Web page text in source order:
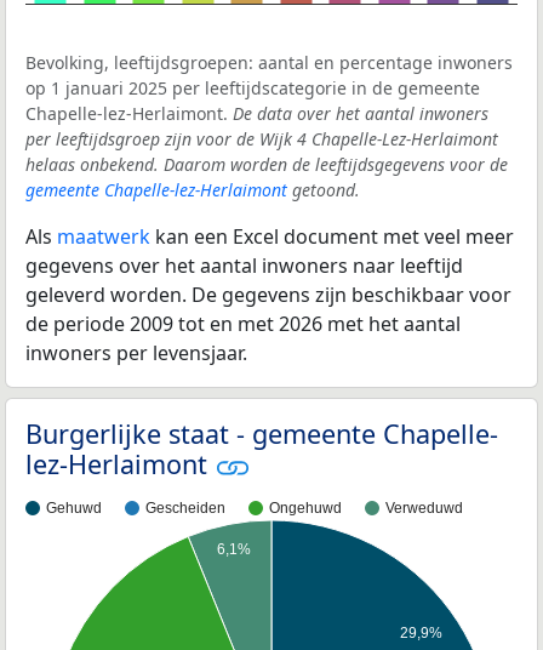
Bevolking, leeftijdsgroepen: aantal en percentage inwoners
op 1 januari 2025 per leeftijdscategorie in de gemeente
Chapelle-lez-Herlaimont. De data over het aantal inwoners
per leeftijdsgroep zijn voor de Wijk 4 Chapelle-Lez-Herlaimont
helaas onbekend. Daarom worden de leeftijdsgegevens voor de
gemeente Chapelle-lez-Herlaimont getoond.
Als maatwerk kan een Excel document met veel meer
gegevens over het aantal inwoners naar leeftijd
geleverd worden. De gegevens zijn beschikbaar voor
de periode 2009 tot en met 2026 met het aantal
inwoners per levensjaar.
Burgerlijke staat - gemeente Chapelle-
lez-Herlaimont
Gehuwd Gescheiden Ongehuwd Verweduwd
29,9%
6,1%